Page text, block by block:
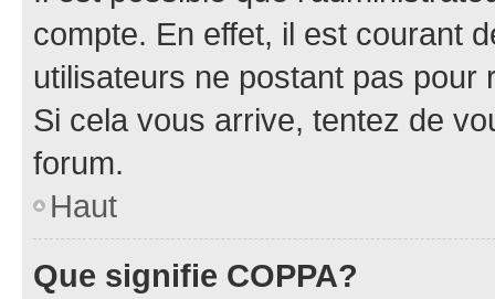
compte. En effet, il est courant
utilisateurs ne postant pas pour
Si cela vous arrive, tentez de
forum.
Haut
Que signifie COPPA?